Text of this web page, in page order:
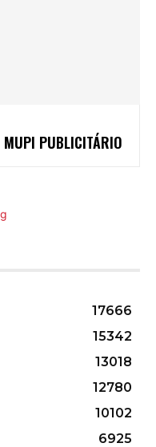
MUPI PUBLICITÁRIO
17666
15342
13018
12780
10102
6925